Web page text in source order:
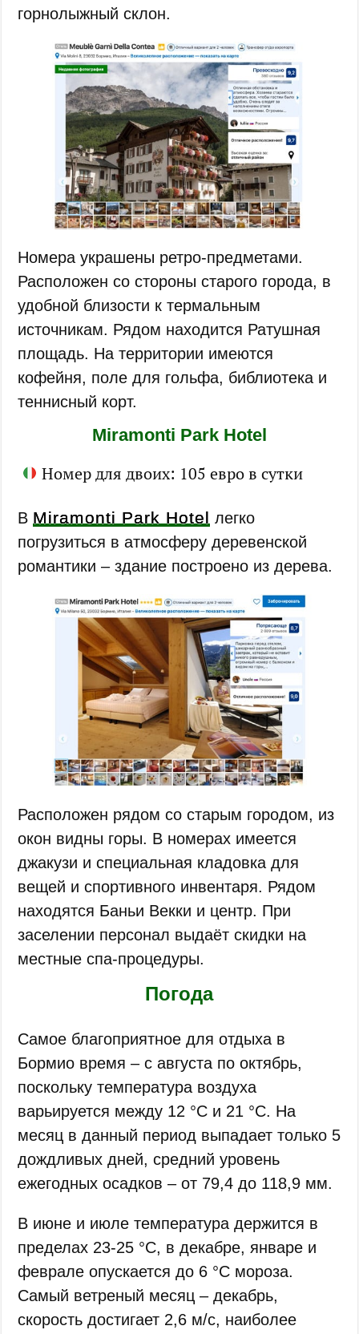
горнолыжный склон.
Номера украшены ретро-предметами.
Расположен со стороны старого города, в
удобной близости к термальным
источникам. Рядом находится Ратушная
площадь. На территории имеются
кофейня, поле для гольфа, библиотека и
теннисный корт.
Miramonti Park Hotel
Номер для двоих: 105 евро в сутки
В Miramonti Park Hotel легко
погрузиться в атмосферу деревенской
романтики – здание построено из дерева.
Расположен рядом со старым городом, из
окон видны горы. В номерах имеется
джакузи и специальная кладовка для
вещей и спортивного инвентаря. Рядом
находятся Баньи Векки и центр. При
заселении персонал выдаёт скидки на
местные спа-процедуры.
Погода
Самое благоприятное для отдыха в
Бормио время – с августа по октябрь,
поскольку температура воздуха
варьируется между 12 °С и 21 °С. На
месяц в данный период выпадает только 5
дождливых дней, средний уровень
ежегодных осадков – от 79,4 до 118,9 мм.
В июне и июле температура держится в
пределах 23-25 °С, в декабре, январе и
феврале опускается до 6 °С мороза.
Самый ветреный месяц – декабрь,
скорость достигает 2,6 м/с, наиболее